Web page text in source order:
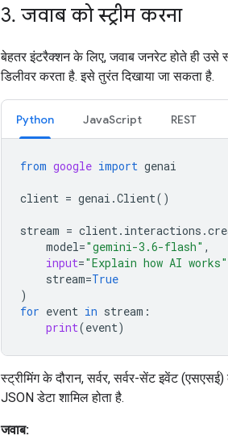
3. जवाब को स्ट्रीम करना
बेहतर इंटरैक्शन के लिए, जवाब जनरेट होते ही उसे
डिलीवर करता है. इसे तुरंत दिखाया जा सकता है.
Python JavaScript REST
from google import genai
client = genai .Client()
stream = client. interactions .
model="gemini-3.6-flash" ,
input="Explain how AI works"
stream=True
)
for event in stream :
print(event)
स्ट्रीमिंग के दौरान, सर्वर, सर्वर-सेंट इवेंट
JSON डेटा शामिल होता है.
जवाब: